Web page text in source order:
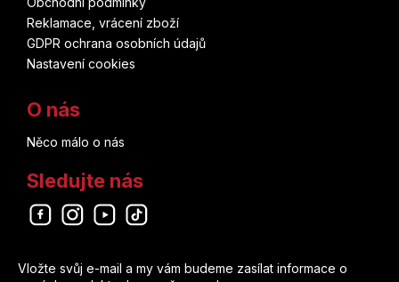
Reklamace, vrácení zboží
GDPR ochrana osobních údajů
Nastavení cookies
O nás
Něco málo o nás
Sledujte nás
Odebírat newsletter
Vložte svůj e-mail a my vám budeme zasílat informace o